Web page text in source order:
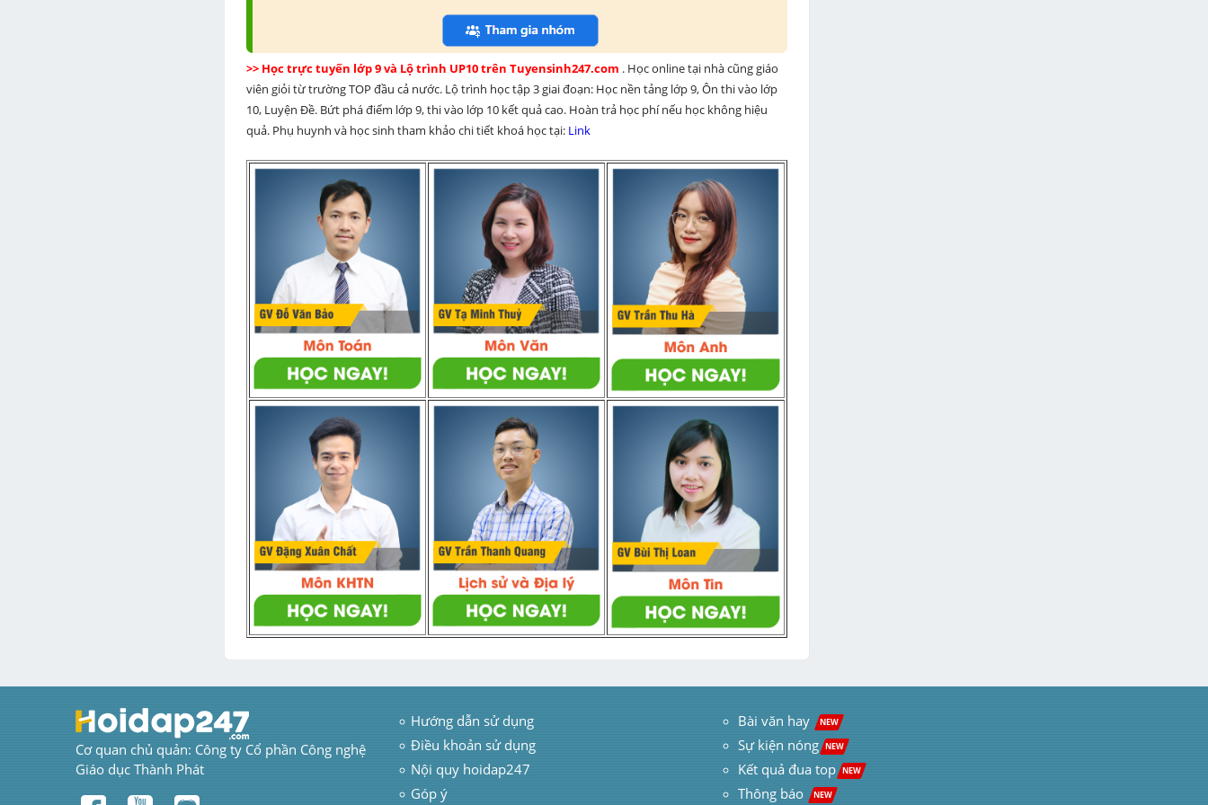
>> Học trực tuyến lớp 9 và Lộ trình UP10 trên Tuyensinh247.com . Học online tại nhà cũng giáo
viên giỏi từ trường TOP đầu cả nước. Lộ trình học tập 3 giai đoạn: Học nền tảng lớp 9, Ôn thi vào lớp
10, Luyện Đề. Bứt phá điểm lớp 9, thi vào lớp 10 kết quả cao. Hoàn trả học phí nếu học không hiệu
quả. Phụ huynh và học sinh tham khảo chi tiết khoá học tại: Link
Cơ quan chủ quản: Công ty Cổ phần Công nghệ
Giáo dục Thành Phát
Hướng dẫn sử dụng
Điều khoản sử dụng
Nội quy hoidap247
Góp ý
Bài văn hay NEW
Sự kiện nóng NEW
Kết quả đua top NEW
Thông báo NEW